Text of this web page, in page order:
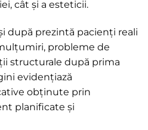
cât și a esteticii.
după prezintă pacienți reali
probleme de
structurale după prima
evidențiază
obținute prin
planificate și